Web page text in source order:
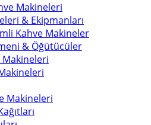
Makineleri
& Ekipmanları
Kahve Makineler
& Öğütücüler
Makineleri
Makineleri